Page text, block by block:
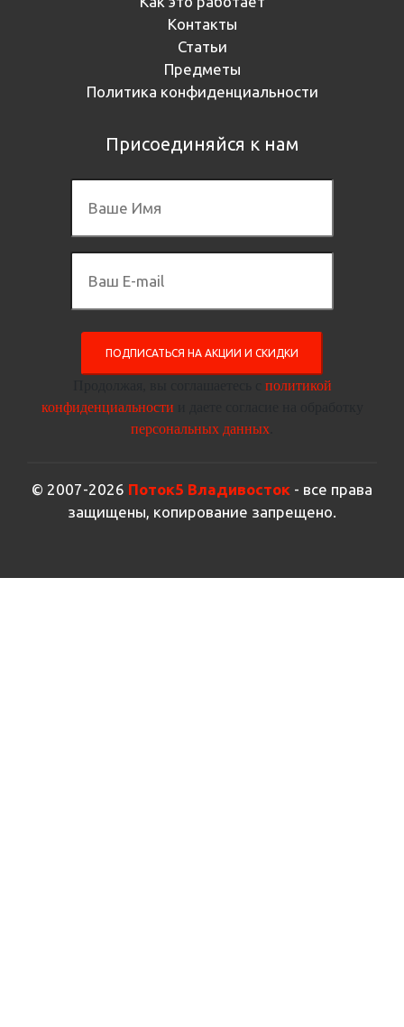
Контакты
Статьи
Предметы
Политика конфиденциальности
Присоединяйся к нам
ПОДПИСАТЬСЯ НА АКЦИИ И СКИДКИ
политикой
конфиденциальности
персональных данных
© 2007-2026 Поток5 Владивосток - все права
защищены, копирование запрещено.